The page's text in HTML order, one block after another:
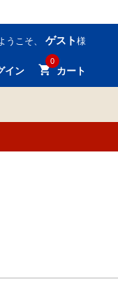
うこそ、 ゲスト 様
イン
0
カート